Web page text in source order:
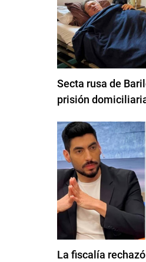
Secta rusa de
prisión
La fiscalía